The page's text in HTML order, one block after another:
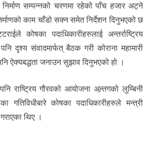
सम्पन्नको चरणमा रहेको पाँच हजार अट्ने
काम चाँडो सक्न समेत निर्देशन दिनुभएको छ
कोषका पदाधिकारीहरुलाई अन्तर्राष्ट्रिय
दृश्य संवादमार्फत् बैठक गरी कोराना महामारी
ऐक्यबद्धता जनाउन सुझाव दिनुभएको हो ।
राष्ट्रिय गौरवको आयोजना अन्र्तगको लुम्बिनी
गतिविधीबारे कोषका पदाधिकारीहरुले मन्त्री
थिए ।